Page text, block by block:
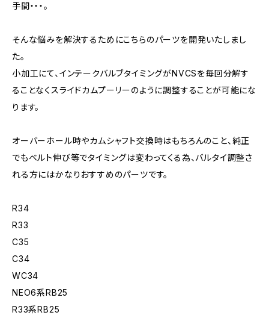
手間・・・。
そんな悩みを解決するためにこちらのパーツを開発いたしまし
た。
小加工にて、インテークバルブタイミングがNVCSを毎回分解す
ることなくスライドカムプーリーのように調整することが可能にな
ります。
オーバーホール時やカムシャフト交換時はもちろんのこと、純正
でもベルト伸び等でタイミングは変わってくる為、バルタイ調整さ
れる方にはかなりおすすめのパーツです。
R34
R33
C35
C34
WC34
NEO6系RB25
R33系RB25